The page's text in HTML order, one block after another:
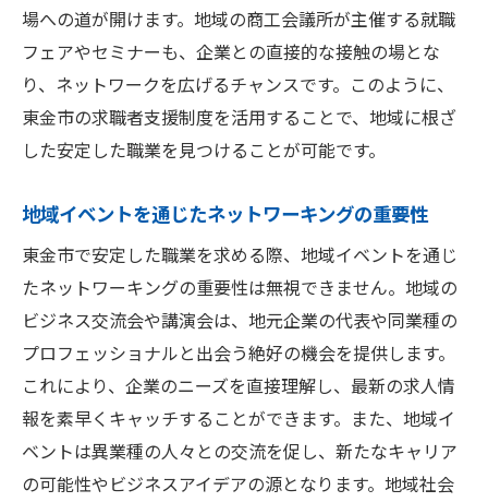
場への道が開けます。地域の商工会議所が主催する就職
フェアやセミナーも、企業との直接的な接触の場とな
り、ネットワークを広げるチャンスです。このように、
東金市の求職者支援制度を活用することで、地域に根ざ
した安定した職業を見つけることが可能です。
地域イベントを通じたネットワーキングの重要性
東金市で安定した職業を求める際、地域イベントを通じ
たネットワーキングの重要性は無視できません。地域の
ビジネス交流会や講演会は、地元企業の代表や同業種の
プロフェッショナルと出会う絶好の機会を提供します。
これにより、企業のニーズを直接理解し、最新の求人情
報を素早くキャッチすることができます。また、地域イ
ベントは異業種の人々との交流を促し、新たなキャリア
の可能性やビジネスアイデアの源となります。地域社会